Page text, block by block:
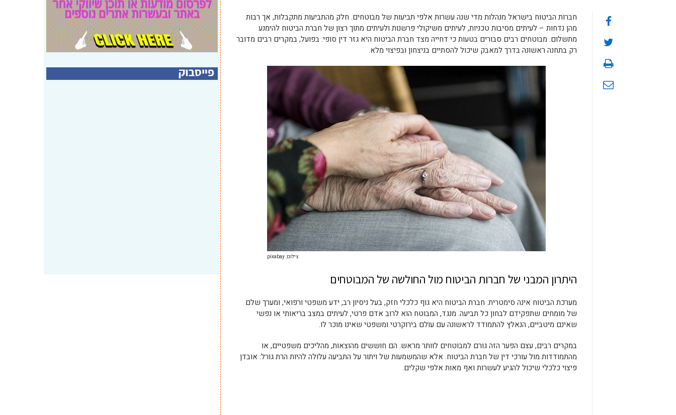
חברות הביטוח בישראל מנהלות מדי שנה עשרות אלפי תביעות של מבוטחים. חלק מהתביעות מתקבלות, אך רבות
מהן נדחות – לעיתים מסיבות טכניות, לעיתים משיקולי פרשנות ולעיתים מתוך רצון של חברת הביטוח להימנע
מתשלום. מבוטחים רבים סבורים בטעות כי דחייה מצד חברת הביטוח היא גזר דין סופי. בפועל, במקרים רבים מדובר
רק בתחנה ראשונה בדרך למאבק שיכול להסתיים בניצחון ובפיצוי מלא.
צילום: pixabay
היתרון המבני של חברות הביטוח מול החולשה של המבוטחים
מערכת הביטוח אינה סימטרית. חברת הביטוח היא גוף כלכלי חזק, בעל ניסיון רב, ידע משפטי ורפואי, ומערך שלם
של מומחים שתפקידם לבחון כל תביעה. מנגד, המבוטח הוא לרוב אדם פרטי, לעיתים במצב בריאותי או נפשי
שאינם מיטביים, הנאלץ להתמודד לראשונה עם עולם בירוקרטי ומשפטי שאינו מוכר לו.
במקרים רבים, עצם הפער הזה גורם למבוטחים לוותר מראש. הם חוששים מהוצאות, מהליכים משפטיים, או
מהתמודדות מול עורכי דין של חברת הביטוח. אלא שהמשמעות של ויתור על התביעה עלולה להיות הרת גורל: אובדן
פיצוי כלכלי שיכול להגיע לעשרות ואף מאות אלפי שקלים.